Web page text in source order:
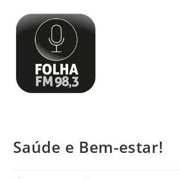
Saúde e Bem-estar!